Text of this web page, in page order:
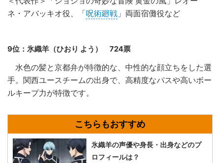
ネ・アバッキオ役、「呪術廻戦 」両面宿儺役など
9位：氷織羊（ひおり よう） 724票
水色の髪と京都弁が特徴的な、中性的な顔立ちをした選
手。関西ユースチームの出身で、高精度なパスや高いボー
ルキープ力が特徴です。
氷織羊の声優や身長・出身などのプ
ロフィールは？